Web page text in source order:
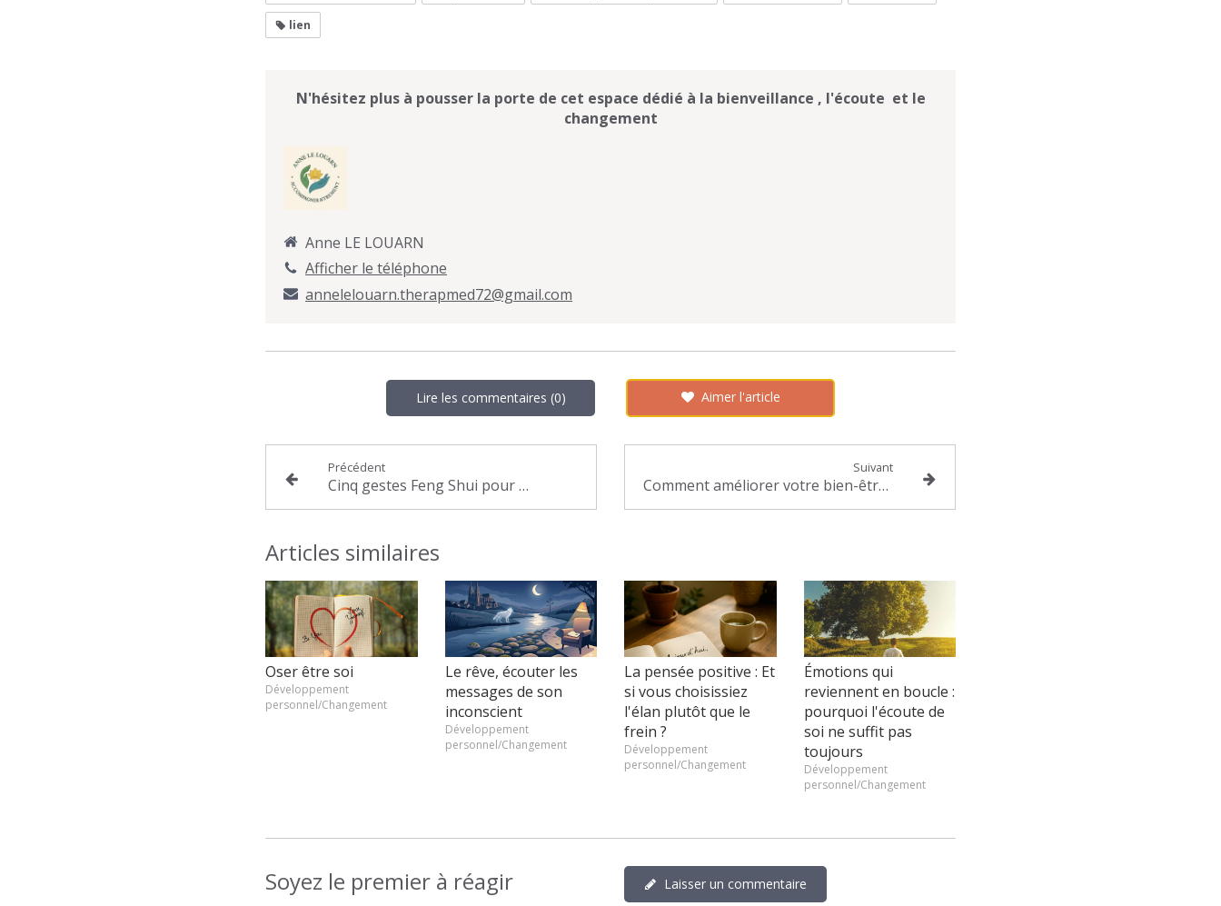
lien
N'hésitez plus à pousser la porte de cet espace dédié à la bienveillance , l'écoute et le
changement
Anne LE LOUARN
Afficher le téléphone
annelelouarn.therapmed72@gmail.com
Lire les commentaires (0) Aimer l'article
Précédent
Cinq gestes Feng Shui pour transformer l'énergie de votre maison dès aujourd'hui
Suivant
Comment améliorer votre bien-être au quotidien ?
Articles similaires
Oser être soi
Développement
personnel/Changement
Le rêve, écouter les
messages de son
inconscient
Développement
personnel/Changement
La pensée positive : Et
si vous choisissiez
l'élan plutôt que le
frein ?
Développement
personnel/Changement
Émotions qui
reviennent en boucle :
pourquoi l'écoute de
soi ne suffit pas
toujours
Développement
personnel/Changement
Soyez le premier à réagir Laisser un commentaire